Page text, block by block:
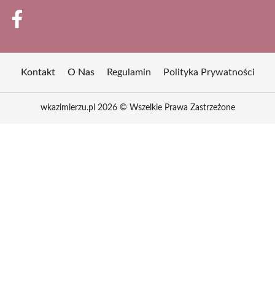
Kontakt O Nas Regulamin Polityka Prywatności
wkazimierzu.pl 2026 © Wszelkie Prawa Zastrzeżone